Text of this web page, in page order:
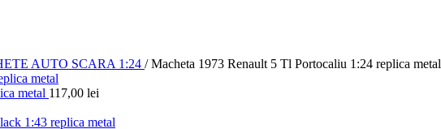
AUTO SCARA 1:24 / Macheta 1973 Renault 5 Tl Portocaliu 1:24 replica metal
metal 117,00 lei